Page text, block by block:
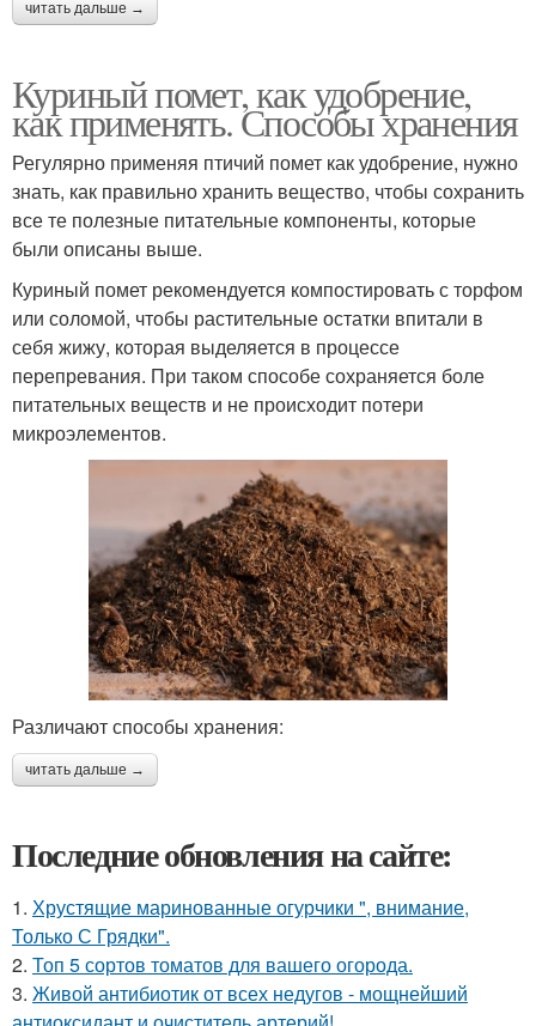
читать дальше →
Куриный помет, как удобрение,
как применять. Способы хранения
Регулярно применяя птичий помет как удобрение, нужно
знать, как правильно хранить вещество, чтобы сохранить
все те полезные питательные компоненты, которые
были описаны выше.
Куриный помет рекомендуется компостировать с торфом
или соломой, чтобы растительные остатки впитали в
себя жижу, которая выделяется в процессе
перепревания. При таком способе сохраняется боле
питательных веществ и не происходит потери
микроэлементов.
Различают способы хранения:
читать дальше →
Последние обновления на сайте:
1. Хрустящие маринованные огурчики ", внимание,
Только С Грядки".
2. Топ 5 сортов томатов для вашего огорода.
3. Живой антибиотик от всех недугов - мощнейший